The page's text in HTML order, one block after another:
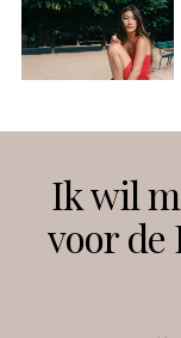
Instagram
Ik wil
voor